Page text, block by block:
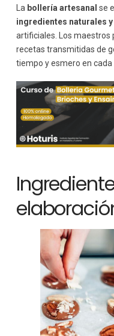
La bollería artesanal se
ingredientes naturales
artificiales. Los maestros
recetas transmitidas de
tiempo y esmero en cada